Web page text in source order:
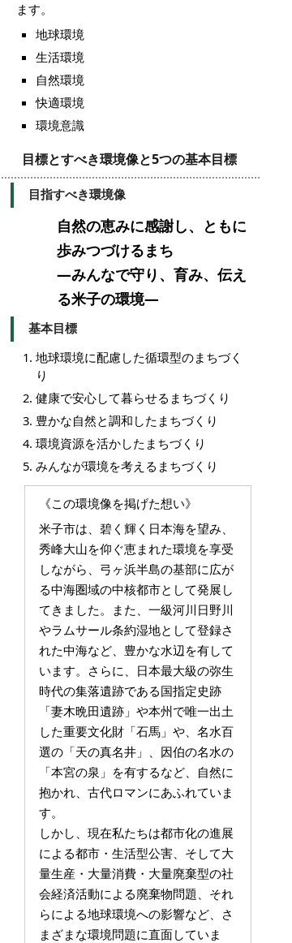
ます。
地球環境
生活環境
自然環境
快適環境
環境意識
目標とすべき環境像と5つの基本目標
目指すべき環境像
自然の恵みに感謝し、ともに
歩みつづけるまち
―みんなで守り、育み、伝え
る米子の環境―
基本目標
地球環境に配慮した循環型のまちづく
り
健康で安心して暮らせるまちづくり
豊かな自然と調和したまちづくり
環境資源を活かしたまちづくり
みんなが環境を考えるまちづくり
《この環境像を掲げた想い》
米子市は、碧く輝く日本海を望み、
秀峰大山を仰ぐ恵まれた環境を享受
しながら、弓ヶ浜半島の基部に広が
る中海圏域の中核都市として発展し
てきました。また、一級河川日野川
やラムサール条約湿地として登録さ
れた中海など、豊かな水辺を有して
います。さらに、日本最大級の弥生
時代の集落遺跡である国指定史跡
「妻木晩田遺跡」や本州で唯一出土
した重要文化財「石馬」や、名水百
選の「天の真名井」、因伯の名水の
「本宮の泉」を有するなど、自然に
抱かれ、古代ロマンにあふれていま
す。
しかし、現在私たちは都市化の進展
による都市・生活型公害、そして大
量生産・大量消費・大量廃棄型の社
会経済活動による廃棄物問題、それ
らによる地球環境への影響など、さ
まざまな環境問題に直面していま